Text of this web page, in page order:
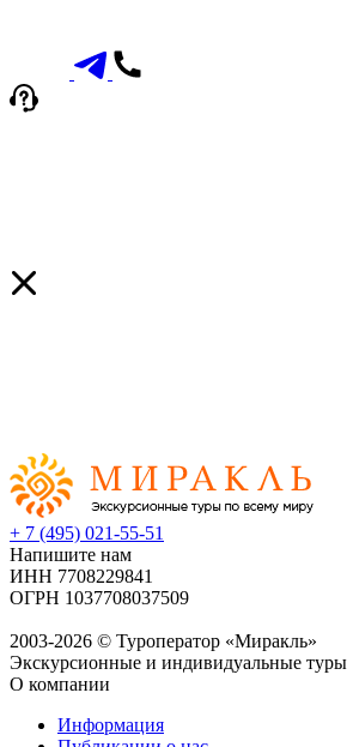
+ 7 (495) 021-55-51
Напишите нам
ИНН 7708229841
ОГРН 1037708037509
2003-2026 © Туроператор «Миракль»
Экскурсионные и индивидуальные туры
О компании
Информация